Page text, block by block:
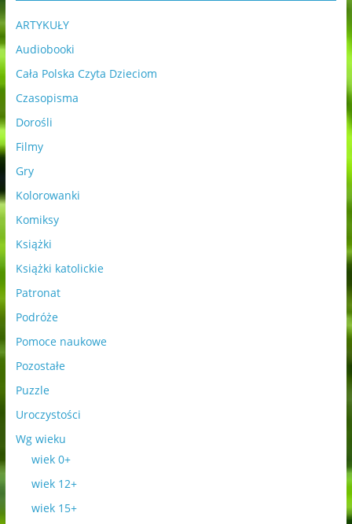
ARTYKUŁY
Audiobooki
Cała Polska Czyta Dzieciom
Czasopisma
Dorośli
Filmy
Gry
Kolorowanki
Komiksy
Książki
Książki katolickie
Patronat
Podróże
Pomoce naukowe
Pozostałe
Puzzle
Uroczystości
Wg wieku
wiek 0+
wiek 12+
wiek 15+